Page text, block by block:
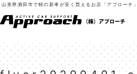
山形県酒田市で軽の新車が安く買えるお店「アプローチ」